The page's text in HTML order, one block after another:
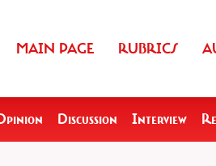
MAIN PAGE RUBRICS
Discussion Interview